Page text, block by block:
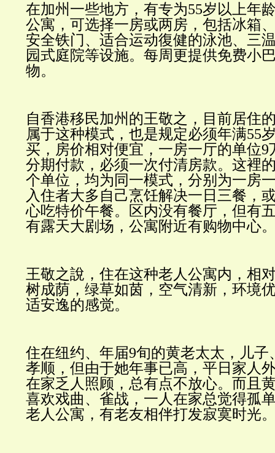
在加州一些地方，有专为55岁以上年
公寓，可选择一房或两房，包括冰箱
安全铁门、适合运动復健的泳池、三
园式庭院等设施。每周更提供免费小
物。
自香港移民加州的王敬之，目前居住
属于这种模式，也是规定必须年满55
买，房价相对便宜，一房一厅的单位9
分期付款，必须一次付清房款。这裡
个单位，均为同一模式，分别为一房
入住者大多自己烹饪解决一日三餐，
心吃特价午餐。区内没有餐厅，但有
有露天大剧场，公寓附近有购物中心
王敬之說，住在这种老人公寓内，相
树成荫，绿草如茵，空气清新，环境
适安逸的感觉。
住在纽约、年届9旬的黄老太太，儿子
孝顺，但由于她年事已高，平日家人
在家乏人照顾，总有点不放心。而且
喜欢戏曲、雀战，一人在家总觉得孤
老人公寓，有老友相伴打发寂寞时光